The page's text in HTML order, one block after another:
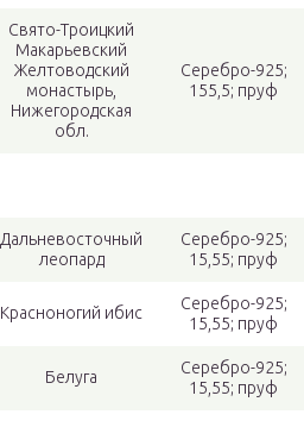
Свято-Троицкий
Макарьевский
Желтоводский
монастырь,
Нижегородская
обл.
Серебро-925;
155,5; пруф
Дальневосточный
леопард
Серебро-925;
15,55; пруф
Красноногий ибис
Серебро-925;
15,55; пруф
Белуга
Серебро-925;
15,55; пруф